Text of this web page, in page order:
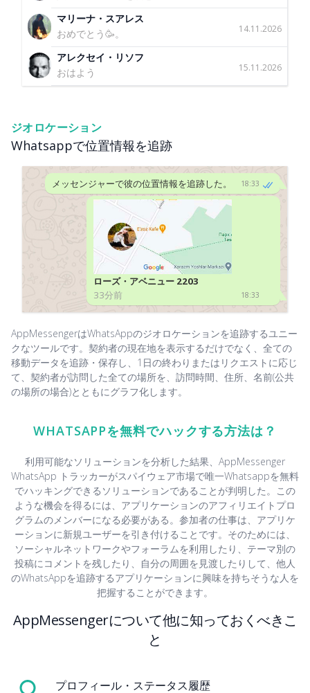
マリーナ・スアレス
14.11.2026
おめでとう🥳。
アレクセイ・リソフ
15.11.2026
おはよう
ジオロケーション
Whatsappで位置情報を追跡
18:33
メッセンジャーで彼の位置情報を追跡した。
18:33
ローズ・アベニュー 2203
33分前
AppMessengerはWhatsAppのジオロケーションを追跡するユニー
クなツールです。契約者の現在地を表示するだけでなく、全ての
移動データを追跡・保存し、1日の終わりまたはリクエストに応じ
て、契約者が訪問した全ての場所を、訪問時間、住所、名前(公共
の場所の場合)とともにグラフ化します。
WHATSAPPを無料でハックする方法は？
利用可能なソリューションを分析した結果、AppMessenger
WhatsApp トラッカーがスパイウェア市場で唯一Whatsappを無料
でハッキングできるソリューションであることが判明した。この
ような機会を得るには、アプリケーションのアフィリエイトプロ
グラムのメンバーになる必要がある。参加者の仕事は、アプリケ
ーションに新規ユーザーを引き付けることです。そのためには、
ソーシャルネットワークやフォーラムを利用したり、テーマ別の
投稿にコメントを残したり、自分の周囲を見渡したりして、他人
のWhatsAppを追跡するアプリケーションに興味を持ちそうな人を
把握することができます。
AppMessengerについて他に知っておくべきこ
と
プロフィール・ステータス履歴